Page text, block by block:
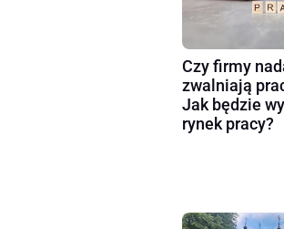
Czy firmy
zwalniają
Jak będzie
rynek pracy?